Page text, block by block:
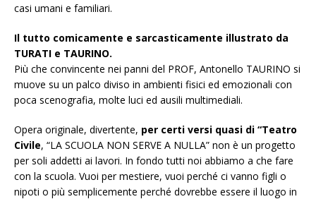
casi umani e familiari.
Il tutto comicamente e sarcasticamente illustrato da
TURATI e TAURINO.
Più che convincente nei panni del PROF, Antonello TAURINO si
muove su un palco diviso in ambienti fisici ed emozionali con
poca scenografia, molte luci ed ausili multimediali.
Opera originale, divertente, per certi versi quasi di “Teatro
Civile, “LA SCUOLA NON SERVE A NULLA” non è un progetto
per soli addetti ai lavori. In fondo tutti noi abbiamo a che fare
con la scuola. Vuoi per mestiere, vuoi perché ci vanno figli o
nipoti o più semplicemente perché dovrebbe essere il luogo in